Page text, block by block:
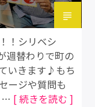
！シリベシ
週替わりで町の
いきます♪もち
ージや質問も
… [ 続きを読む ]